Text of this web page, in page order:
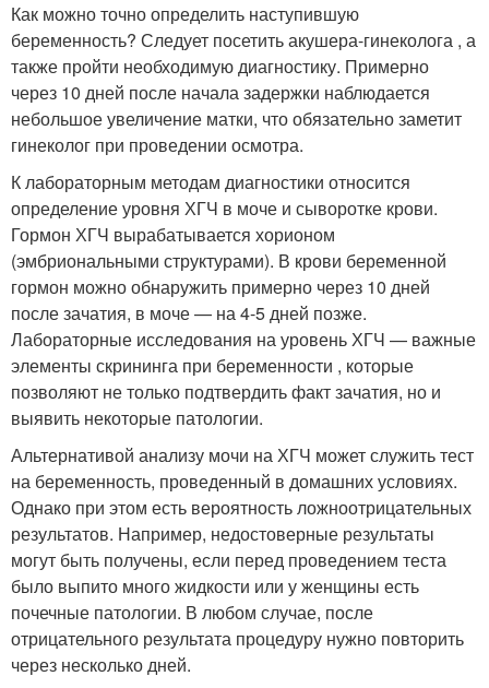
Как можно точно определить наступившую
беременность? Следует посетить акушера-гинеколога , а
также пройти необходимую диагностику. Примерно
через 10 дней после начала задержки наблюдается
небольшое увеличение матки, что обязательно заметит
гинеколог при проведении осмотра.
К лабораторным методам диагностики относится
определение уровня ХГЧ в моче и сыворотке крови.
Гормон ХГЧ вырабатывается хорионом
(эмбриональными структурами). В крови беременной
гормон можно обнаружить примерно через 10 дней
после зачатия, в моче — на 4-5 дней позже.
Лабораторные исследования на уровень ХГЧ — важные
элементы скрининга при беременности , которые
позволяют не только подтвердить факт зачатия, но и
выявить некоторые патологии.
Альтернативой анализу мочи на ХГЧ может служить тест
на беременность, проведенный в домашних условиях.
Однако при этом есть вероятность ложноотрицательных
результатов. Например, недостоверные результаты
могут быть получены, если перед проведением теста
было выпито много жидкости или у женщины есть
почечные патологии. В любом случае, после
отрицательного результата процедуру нужно повторить
через несколько дней.